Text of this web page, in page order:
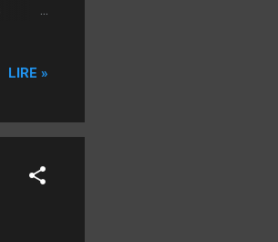
n’est
LIRE »